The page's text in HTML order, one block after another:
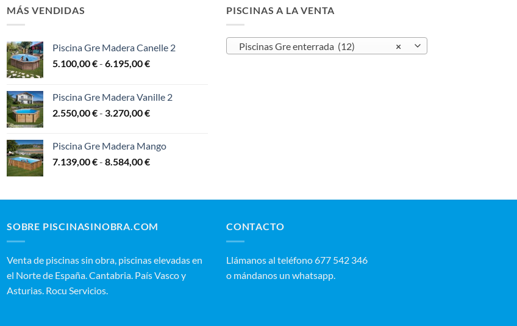
4.924,00 €
5.459,00 €
MÁS VENDIDAS
Piscina Gre Madera Canelle 2
5.100,00€- 6.195,00€Rango
desde
5.100,00 €
Piscina Gre Madera Vanille 2
2.550,00€- 3.270,00€Rango
desde
2.550,00 €
Piscina Gre Madera Mango
7.139,00€- 8.584,00€Rango
desde
hasta
PISCINAS A LA VENTA
×
Piscinas Gre enterrada (12)
SOBRE PISCINASINOBRA.COM
Venta de piscinas sin obra, piscinas elevadas en
el Norte de España. Cantabria. País Vasco y
Asturias. Rocu Servicios.
CONTACTO
‭Llámanos al teléfono 677 542 346‬
o mándanos un whatsapp.